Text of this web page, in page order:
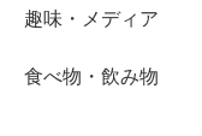
趣味・メディア
食べ物・飲み物